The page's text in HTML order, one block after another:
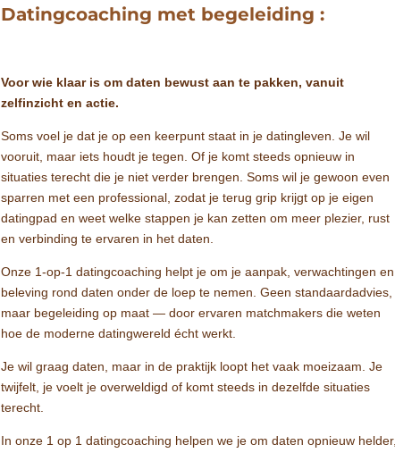
Datingcoaching met begeleiding :
Voor wie klaar is om daten bewust aan te pakken, vanuit
zelfinzicht en actie.
Soms voel je dat je op een keerpunt staat in je datingleven. Je wil
vooruit, maar iets houdt je tegen. Of je komt steeds opnieuw in
situaties terecht die je niet verder brengen. Soms wil je gewoon even
sparren met een professional, zodat je terug grip krijgt op je eigen
datingpad en weet welke stappen je kan zetten om meer plezier, rust
en verbinding te ervaren in het daten.
Onze 1-op-1 datingcoaching helpt je om je aanpak, verwachtingen en
beleving rond daten onder de loep te nemen. Geen standaardadvies,
maar begeleiding op maat — door ervaren matchmakers die weten
hoe de moderne datingwereld écht werkt.
Je wil graag daten, maar in de praktijk loopt het vaak moeizaam. Je
twijfelt, je voelt je overweldigd of komt steeds in dezelfde situaties
terecht.
In onze 1 op 1 datingcoaching helpen we je om daten opnieuw helder,